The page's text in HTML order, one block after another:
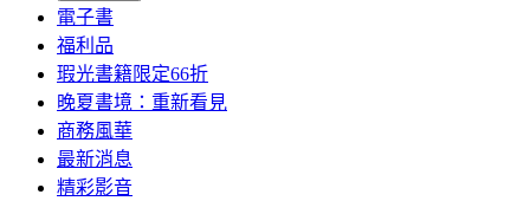
電子書
福利品
瑕光書籍限定66折
晚夏書境：重新看見
商務風華
最新消息
精彩影音